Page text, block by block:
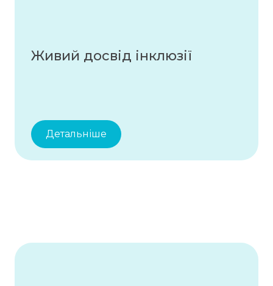
Живий досвід інклюзії
Детальніше